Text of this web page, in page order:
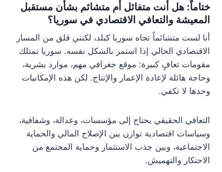
ختاماً: هل أنت متفائل أم متشائم بشأن مستقبل
المعيشة والتعافي الاقتصادي في سوريا؟
أنا لست متشائماً تجاه سوريا كبلد، لكنني قلق من المسار
الاقتصادي الحالي إذا استمر بالشكل نفسه. سوريا تمتلك
مقومات تعافٍ كبيرة: موقع جغرافي مهم، موارد بشرية،
وحاجة هائلة لإعادة الإعمار والإنتاج. لكن هذه الإمكانيات
وحدها لا تكفي.
التعافي الحقيقي يحتاج إلى مؤسسات، وعدالة، وشفافية،
وسياسات اقتصادية توازن بين الإصلاح المالي والحماية
الاجتماعية، وبين جذب الاستثمار وحماية المجتمع من
الاحتكار والتهميش.